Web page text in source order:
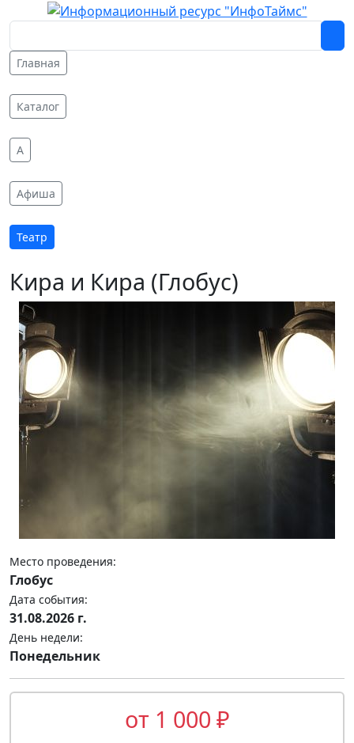
Главная
Каталог
A
Афиша
Театр
Кира и Кира (Глобус)
Место проведения:
Глобус
Дата события:
31.08.2026 г.
День недели:
Понедельник
от 1 000 ₽